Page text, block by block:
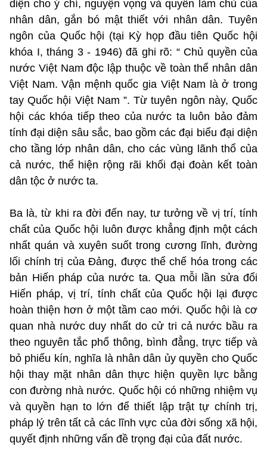
diện cho ý chí, nguyện vọng và quyền làm chủ của
nhân dân, gắn bó mật thiết với nhân dân. Tuyên
ngôn của Quốc hội (tại Kỳ họp đầu tiên Quốc hội
khóa I, tháng 3 - 1946) đã ghi rõ: “ Chủ quyền của
nước Việt Nam độc lập thuộc về toàn thể nhân dân
Việt Nam. Vận mệnh quốc gia Việt Nam là ở trong
tay Quốc hội Việt Nam ”. Từ tuyên ngôn này, Quốc
hội các khóa tiếp theo của nước ta luôn bảo đảm
tính đại diện sâu sắc, bao gồm các đại biểu đại diện
cho tầng lớp nhân dân, cho các vùng lãnh thổ của
cả nước, thể hiện rộng rãi khối đại đoàn kết toàn
dân tộc ở nước ta.
Ba là, từ khi ra đời đến nay, tư tưởng về vị trí, tính
chất của Quốc hội luôn được khẳng định một cách
nhất quán và xuyên suốt trong cương lĩnh, đường
lối chính trị của Đảng, được thể chế hóa trong các
bản Hiến pháp của nước ta. Qua mỗi lần sửa đổi
Hiến pháp, vị trí, tính chất của Quốc hội lại được
hoàn thiện hơn ở một tầm cao mới. Quốc hội là cơ
quan nhà nước duy nhất do cử tri cả nước bầu ra
theo nguyên tắc phổ thông, bình đẳng, trực tiếp và
bỏ phiếu kín, nghĩa là nhân dân ủy quyền cho Quốc
hội thay mặt nhân dân thực hiện quyền lực bằng
con đường nhà nước. Quốc hội có những nhiệm vụ
và quyền hạn to lớn để thiết lập trật tự chính trị,
pháp lý trên tất cả các lĩnh vực của đời sống xã hội,
quyết định những vấn đề trọng đại của đất nước.